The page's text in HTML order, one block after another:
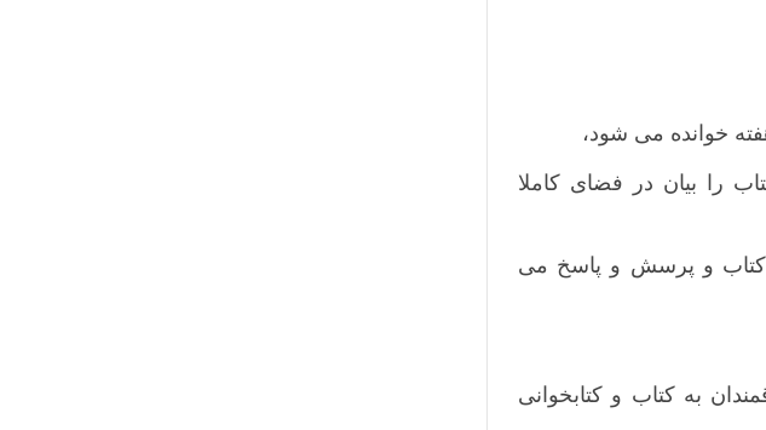
را بیان در فضای کاملا
کتاب و پرسش و پاسخ می
به کتاب و کتابخوانی